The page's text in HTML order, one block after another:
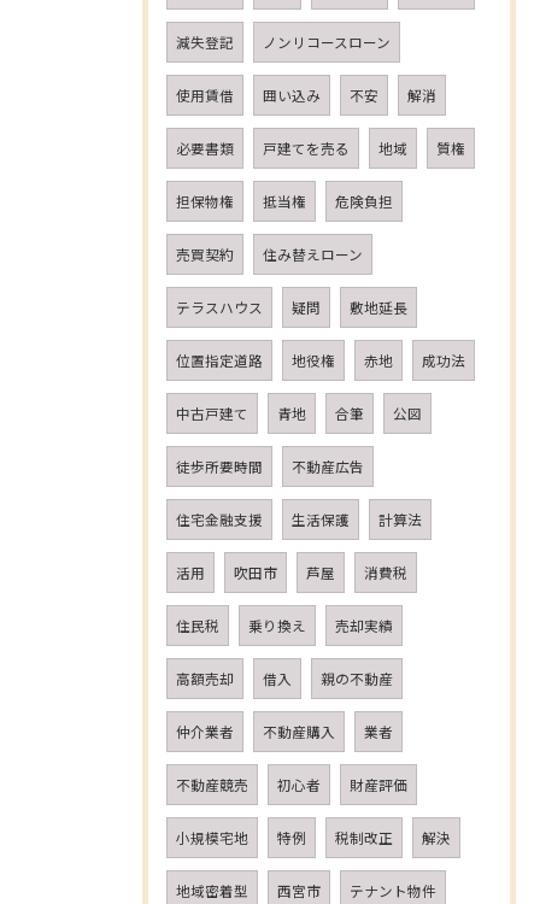
減失登記 ノンリコースローン
使用賃借 囲い込み 不安 解消
必要書類 戸建てを売る 地域 質権
担保物権 抵当権 危険負担
売買契約 住み替えローン
テラスハウス 疑問 敷地延長
位置指定道路 地役権 赤地 成功法
中古戸建て 青地 合筆 公図
徒歩所要時間 不動産広告
住宅金融支援 生活保護 計算法
活用 吹田市 芦屋 消費税
住民税 乗り換え 売却実績
高額売却 借入 親の不動産
仲介業者 不動産購入 業者
不動産競売 初心者 財産評価
小規模宅地 特例 税制改正 解決
地域密着型 西宮市 テナント物件